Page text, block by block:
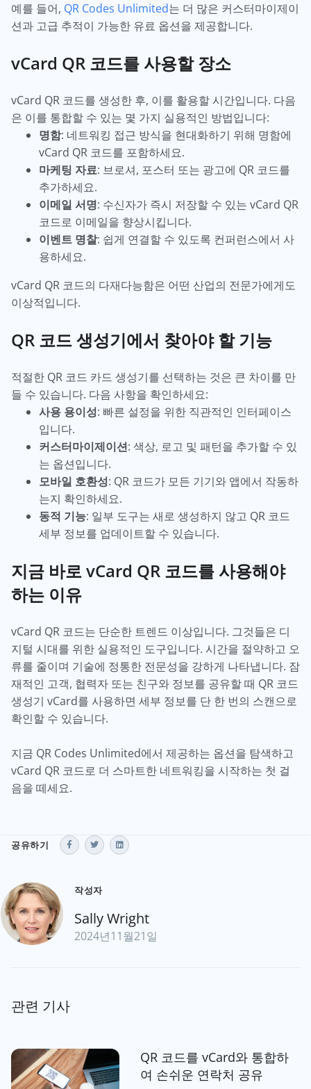
예를 들어, QR Codes Unlimited는 더 많은 커스터마이제이
션과 고급 추적이 가능한 유료 옵션을 제공합니다.
vCard QR 코드를 사용할 장소
vCard QR 코드를 생성한 후, 이를 활용할 시간입니다. 다음
은 이를 통합할 수 있는 몇 가지 실용적인 방법입니다:
명함: 네트워킹 접근 방식을 현대화하기 위해 명함에
vCard QR 코드를 포함하세요.
마케팅 자료: 브로셔, 포스터 또는 광고에 QR 코드를
추가하세요.
이메일 서명: 수신자가 즉시 저장할 수 있는 vCard QR
코드로 이메일을 향상시킵니다.
이벤트 명찰: 쉽게 연결할 수 있도록 컨퍼런스에서 사
용하세요.
vCard QR 코드의 다재다능함은 어떤 산업의 전문가에게도
이상적입니다.
QR 코드 생성기에서 찾아야 할 기능
적절한 QR 코드 카드 생성기를 선택하는 것은 큰 차이를 만
들 수 있습니다. 다음 사항을 확인하세요:
사용 용이성: 빠른 설정을 위한 직관적인 인터페이스
입니다.
커스터마이제이션: 색상, 로고 및 패턴을 추가할 수 있
는 옵션입니다.
모바일 호환성: QR 코드가 모든 기기와 앱에서 작동하
는지 확인하세요.
동적 기능: 일부 도구는 새로 생성하지 않고 QR 코드
세부 정보를 업데이트할 수 있습니다.
지금 바로 vCard QR 코드를 사용해야
하는 이유
vCard QR 코드는 단순한 트렌드 이상입니다. 그것들은 디
지털 시대를 위한 실용적인 도구입니다. 시간을 절약하고 오
류를 줄이며 기술에 정통한 전문성을 강하게 나타냅니다. 잠
재적인 고객, 협력자 또는 친구와 정보를 공유할 때 QR 코드
생성기 vCard를 사용하면 세부 정보를 단 한 번의 스캔으로
확인할 수 있습니다.
지금 QR Codes Unlimited에서 제공하는 옵션을 탐색하고
vCard QR 코드로 더 스마트한 네트워킹을 시작하는 첫 걸
음을 떼세요.
공유하기
작성자
Sally Wright
2024년11월21일
관련 기사
QR 코드를 vCard와 통합하
여 손쉬운 연락처 공유